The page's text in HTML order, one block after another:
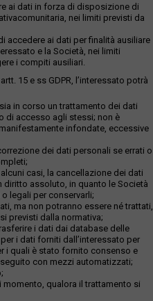
ai dati in forza di disposizione di
nei limiti previsti da
accedere ai dati per finalità ausiliare
e la Società, nei limiti
i compiti ausiliari.
15 e ss GDPR, l’interessato potrà
in corso un trattamento dei dati
di accesso agli stessi; non è
infondate, eccessive
dei dati personali se errati o
casi, la cancellazione dei dati
diritto assoluto, in quanto le Società
legali per conservarli;
ma non potranno essere né trattati,
previsti dalla normativa;
i dati dai database delle
i dati forniti dall’interessato per
i quali è stato fornito consenso e
con mezzi automatizzati;
qualora il trattamento si